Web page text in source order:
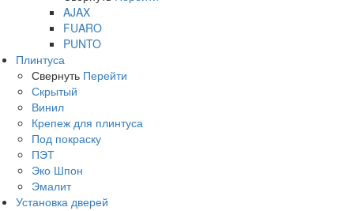
AJAX
FUARO
PUNTO
Плинтуса
Свернуть Перейти
Скрытый
Винил
Крепеж для плинтуса
Под покраску
ПЭТ
Эко Шпон
Эмалит
Установка дверей